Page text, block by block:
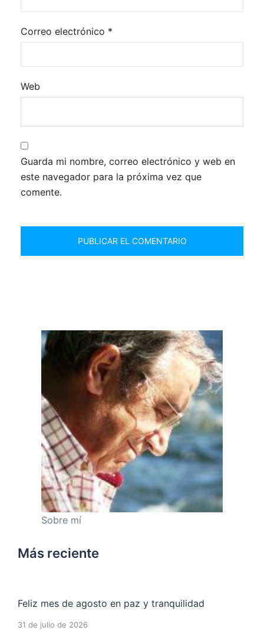
Correo electrónico *
Web
Guarda mi nombre, correo electrónico y web en
este navegador para la próxima vez que
comente.
Sobre mí
Más reciente
Feliz mes de agosto en paz y tranquilidad
31 de julio de 2026